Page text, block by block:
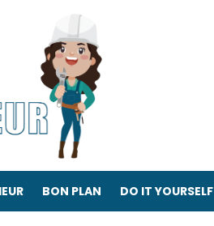
BON PLAN DO IT YOURSELF